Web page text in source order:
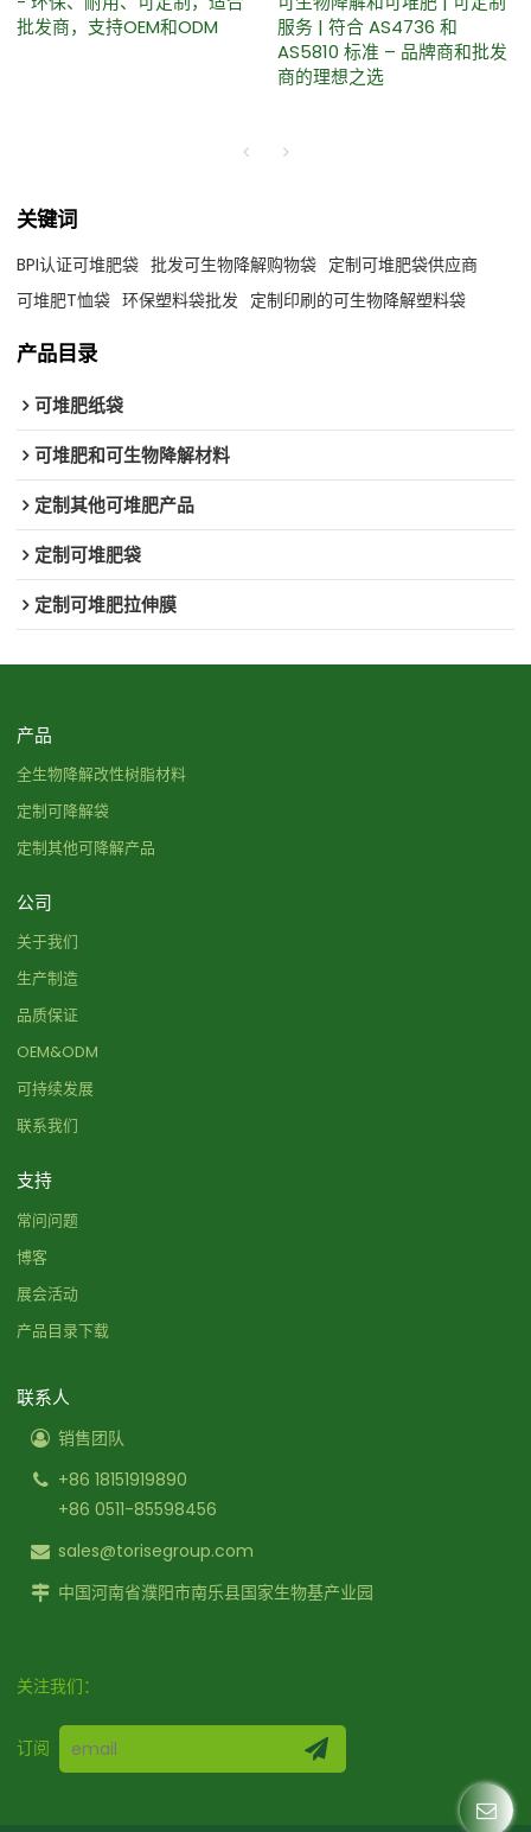
批发商，支持OEM和ODM
服务 | 符合 AS4736 和
AS5810 标准 – 品牌商和批发
商的理想之选
关键词
BPI认证可堆肥袋 批发可生物降解购物袋 定制可堆肥袋供应商
可堆肥T恤袋 环保塑料袋批发 定制印刷的可生物降解塑料袋
产品目录
可堆肥纸袋
可堆肥和可生物降解材料
定制其他可堆肥产品
定制可堆肥袋
定制可堆肥拉伸膜
产品
全生物降解改性树脂材料
定制可降解袋
定制其他可降解产品
公司
关于我们
生产制造
品质保证
OEM&ODM
可持续发展
联系我们
支持
常问问题
博客
展会活动
产品目录下载
联系人
销售团队
+86 18151919890
+86 0511-85598456
sales@torisegroup.com
中国河南省濮阳市南乐县国家生物基产业园
关注我们：
订阅